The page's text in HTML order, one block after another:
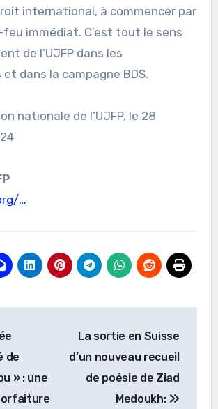
international, à commencer par
immédiat. C’est tout le sens
de l’UJFP dans les
dans la campagne BDS.
nationale de l’UJFP, le 28
…
de
» : une
La sortie en Suisse
d’un nouveau recueil
de poésie de Ziad
Medoukh: